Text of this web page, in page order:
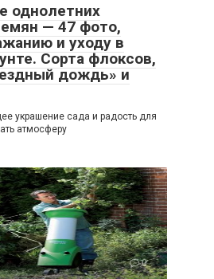
однолетних
— 47 фото,
и уходу в
Сорта флоксов,
дождь» и
украшение сада и радость для
атмосферу
0